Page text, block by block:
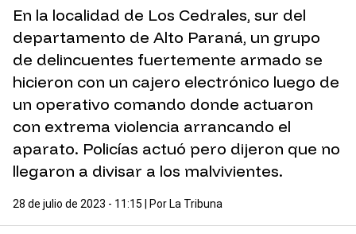
En la localidad de Los Cedrales, sur del
departamento de Alto Paraná, un grupo
de delincuentes fuertemente armado se
hicieron con un cajero electrónico luego de
un operativo comando donde actuaron
con extrema violencia arrancando el
aparato. Policías actuó pero dijeron que no
llegaron a divisar a los malvivientes.
28 de julio de 2023 - 11:15 | Por La Tribuna